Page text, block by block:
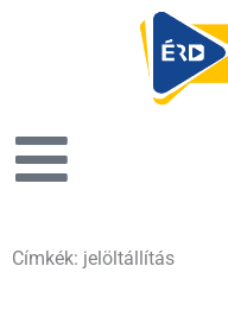
Címkék: jelöltállítás